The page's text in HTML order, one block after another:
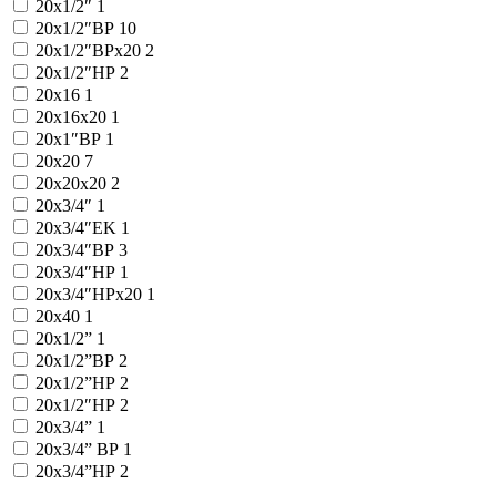
20x1/2″ 1
20x1/2″ВР 10
20x1/2″ВРx20 2
20x1/2″НР 2
20x16 1
20x16x20 1
20x1″ВР 1
20x20 7
20x20x20 2
20x3/4″ 1
20x3/4″EK 1
20x3/4″ВР 3
20x3/4″НР 1
20x3/4″НРx20 1
20x40 1
20х1/2” 1
20х1/2”ВР 2
20х1/2”НР 2
20х1/2″НР 2
20х3/4” 1
20х3/4” ВР 1
20х3/4”НР 2